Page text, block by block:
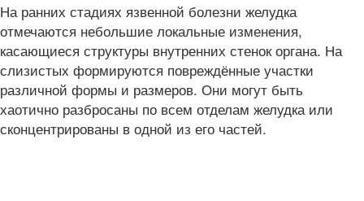
На ранних стадиях язвенной болезни желудка
отмечаются небольшие локальные изменения,
касающиеся структуры внутренних стенок органа. На
слизистых формируются повреждённые участки
различной формы и размеров. Они могут быть
хаотично разбросаны по всем отделам желудка или
сконцентрированы в одной из его частей.